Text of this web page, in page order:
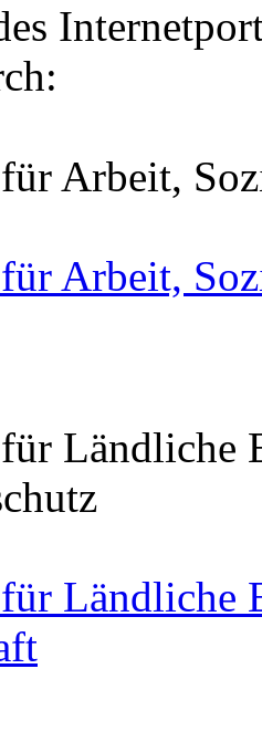
Arbeit,
Arbeit,
Ländliche
Ländliche